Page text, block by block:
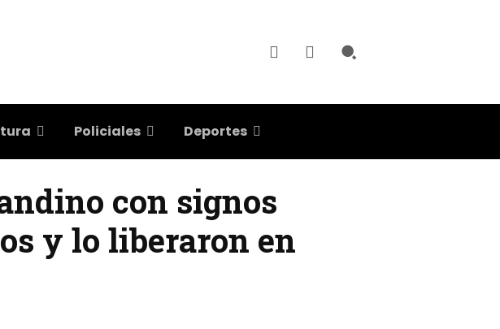
Policiales Deportes
con signos
y lo liberaron en